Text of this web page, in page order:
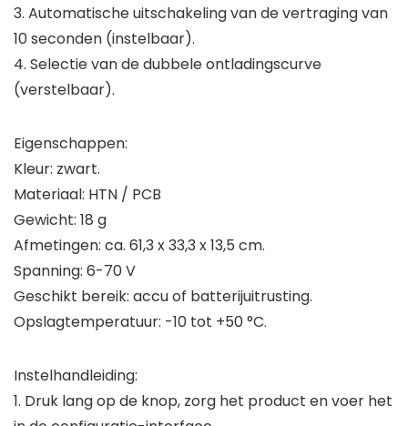
3. Automatische uitschakeling van de vertraging van
10 seconden (instelbaar).
4. Selectie van de dubbele ontladingscurve
(verstelbaar).
Eigenschappen:
Kleur: zwart.
Materiaal: HTN / PCB
Gewicht: 18 g
Afmetingen: ca. 61,3 x 33,3 x 13,5 cm.
Spanning: 6-70 V
Geschikt bereik: accu of batterijuitrusting.
Opslagtemperatuur: -10 tot +50 °C.
Instelhandleiding:
1. Druk lang op de knop, zorg het product en voer het